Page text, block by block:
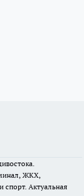
ЖКХ,
спорт. Актуальная